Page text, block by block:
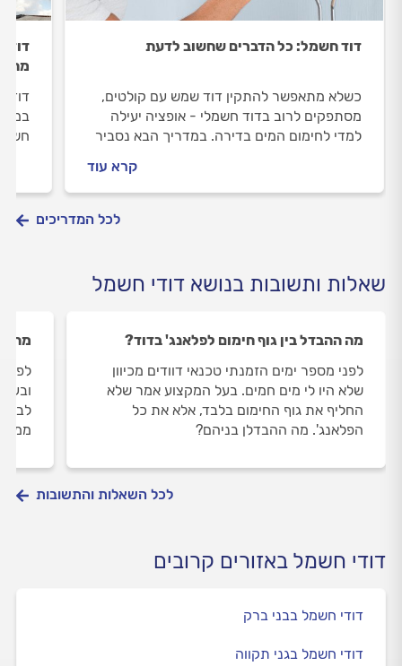
דוד חשמל: כל הדברים שחשוב לדעת
כשלא מתאפשר להתקין דוד שמש עם קולטים,
מסתפקים לרוב בדוד חשמלי - אופציה יעילה
למדי לחימום המים בדירה. במדריך הבא נסביר
חשמל ומה עושים לפני התקנת דוד חשמל?
קרא עוד
דוד
דוד
לכל המדריכים
שאלות ותשובות בנושא דודי חשמל
מה ההבדל בין גוף חימום לפלאנג' בדוד?
לפני מספר ימים הזמנתי טכנאי דוודים מכיוון
שלא היו לי מים חמים. בעל המקצוע אמר שלא
החליף את גוף החימום בלבד, אלא את כל
הפלאנג'. מה ההבדלן בניהם?
מה
לכל השאלות והתשובות
דודי חשמל באזורים קרובים
דודי חשמל בבני ברק
דודי חשמל בגני תקווה